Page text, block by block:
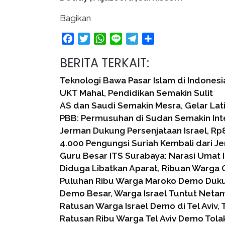
Bagikan
FacebookTwitterWhatsApp
Line Telegram
BERITA TERKAIT:
Teknologi Bawa Pasar Islam di
UKT Mahal, Pendidikan Semakin Sulit
AS dan Saudi Semakin Mesra, Gelar
PBB: Permusuhan di Sudan Semakin
Jerman Dukung Persenjataan Israel,
4.000 Pengungsi Suriah Kembali dari
Guru Besar ITS Surabaya: Narasi Umat
Diduga Libatkan Aparat, Ribuan Warga
Puluhan Ribu Warga Maroko Demo
Demo Besar, Warga Israel Tuntut
Ratusan Warga Israel Demo di Tel Aviv,
Ratusan Ribu Warga Tel Aviv Demo